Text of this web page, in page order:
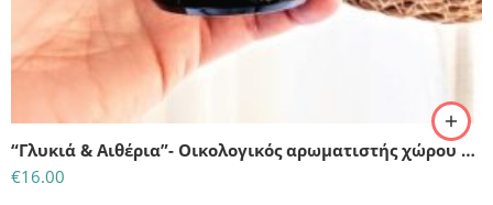
“Γλυκιά & Αιθέρια”- Οικολογικός αρωματιστής χώρου με στικ-Με αιθέρια έλαια
€16.00